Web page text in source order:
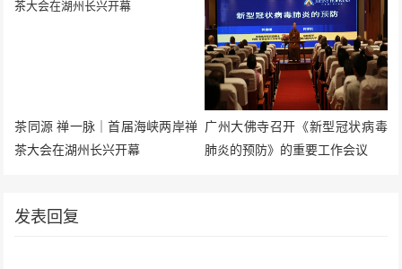
茶同源 禅一脉｜首届海峡两岸禅
茶大会在湖州长兴开幕
广州大佛寺召开《新型冠状病毒
肺炎的预防》的重要工作会议
发表回复